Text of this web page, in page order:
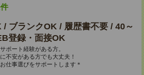
/ ブランクOK / 履歴書不要 / 40～
登録・面接OK
ポート経験がある方。
不安がある方でも大丈夫！
仕事選びをサポートします＊